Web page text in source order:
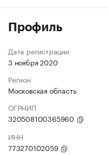
Профиль
Дата регистрации
3 ноября 2020
Регион
Московская область
ОГРНИП
320508100365960
ИНН
773270102059